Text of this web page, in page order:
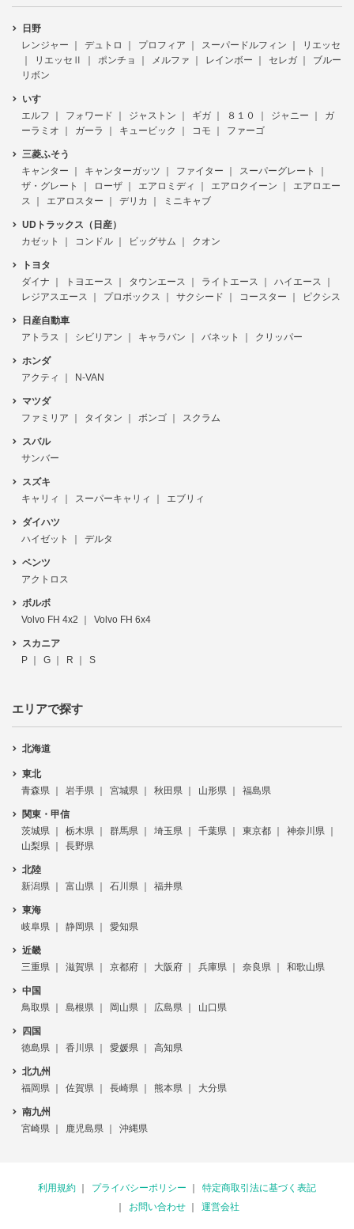
日野
レンジャー
デュトロ プロフィア スーパードルフィン
リエッセ
リエッセⅡ
ポンチョ メルファ レインボー セレガ
ブルー
リボン
いすゞ
エルフ
フォワード ジャストン ギガ ８１０ ジャニー
ガ
ーラミオ
ガーラ キュービック コモ ファーゴ
三菱ふそう
キャンター
キャンターガッツ ファイター
スーパーグレート
ザ・グレート
ローザ エアロミディ エアロクイーン
エアロエー
ス
エアロスター デリカ ミニキャブ
UDトラックス（日産）
カゼット
コンドル ビッグサム クオン
トヨタ
ダイナ
トヨエース タウンエース ライトエース
ハイエース
レジアスエース
プロボックス サクシード コースター ピクシス
日産自動車
アトラス
シビリアン キャラバン バネット クリッパー
ホンダ
アクティ
N-VAN
マツダ
ファミリア
タイタン ボンゴ スクラム
スバル
サンバー
スズキ
キャリィ
スーパーキャリィ エブリィ
ダイハツ
ハイゼット
デルタ
ベンツ
アクトロス
ボルボ
Volvo FH 4x2
Volvo FH 6x4
スカニア
P
G R S
エリアで探す
北海道
東北
青森県
岩手県 宮城県 秋田県 山形県 福島県
関東・甲信
茨城県
栃木県 群馬県 埼玉県 千葉県 東京都
神奈川県
山梨県
長野県
北陸
新潟県
富山県 石川県 福井県
東海
岐阜県
静岡県 愛知県
近畿
三重県
滋賀県 京都府 大阪府 兵庫県 奈良県 和歌山県
中国
鳥取県
島根県 岡山県 広島県 山口県
四国
徳島県
香川県 愛媛県 高知県
北九州
福岡県
佐賀県 長崎県 熊本県 大分県
南九州
宮崎県
鹿児島県 沖縄県
利用規約 プライバシーポリシー
特定商取引法に基づく表記
お問い合わせ
運営会社